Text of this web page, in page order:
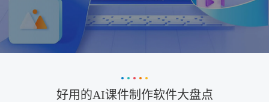
好用的AI课件制作软件大盘点